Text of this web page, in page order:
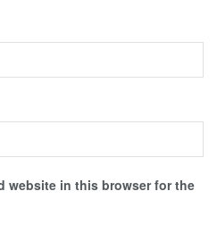
website in this browser for the